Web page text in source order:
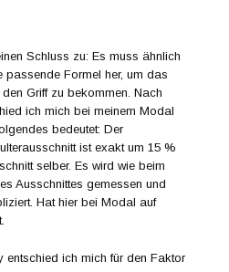
Schluss zu: Es muss ähnlich
passende Formel her, um das
Griff zu bekommen. Nach
ich mich bei meinem Modal
bedeutet: Der
ist exakt um 15 %
selber. Es wird wie beim
Ausschnittes gemessen und
Hat hier bei Modal auf
entschied ich mich für den Faktor